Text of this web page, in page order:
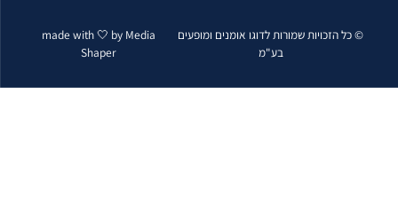
© כל הזכויות שמורות לדוגו אומנים ומופעים
בע"מ
made with 🤍 by Media
Shaper